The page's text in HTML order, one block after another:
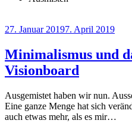
Posted
27. Januar 20197. April 2019
Minimalismus und
Visionboard
Ausgemistet haben wir nun.
Eine ganze Menge hat sich
auch etwas mehr, als es mir…